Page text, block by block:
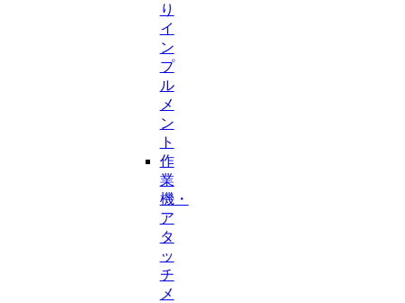
り
イ
ン
プ
ル
メ
ン
ト
作
業
機・
ア
タ
ッ
チ
メ